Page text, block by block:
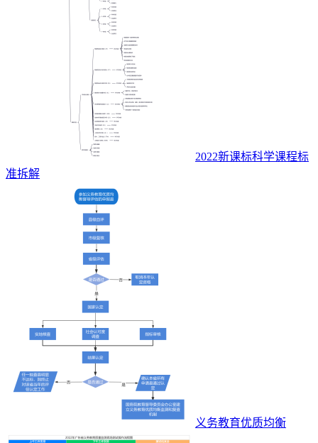
2022新课标科学课程标
准拆解
义务教育优质均衡